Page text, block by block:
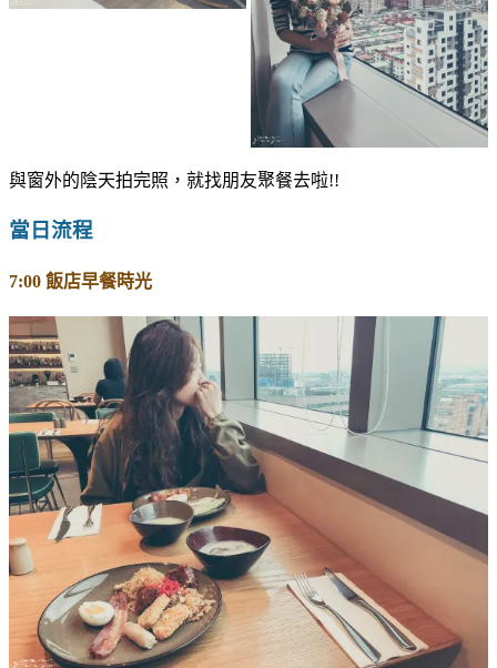
與窗外的陰天拍完照，就找朋友聚餐去啦!!
當日流程
7:00 飯店早餐時光